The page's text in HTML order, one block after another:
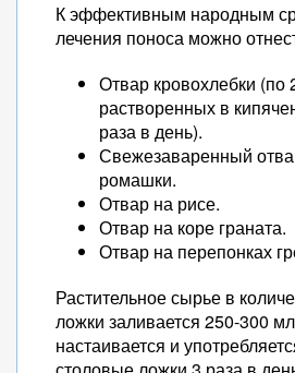
К эффективным народным
лечения поноса можно
Отвар кровохлебки (по
растворенных в
раза в день).
Свежезаваренный
ромашки.
Отвар на рисе.
Отвар на коре граната.
Отвар на перепонках
Растительное сырье в
ложки заливается 250-300
настаивается и